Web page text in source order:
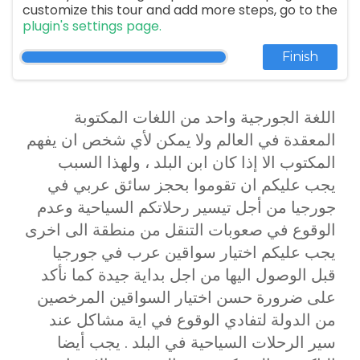
لماذا سائق عربي في جورجيا
؟
اللغة الجورجية واحد من اللغات المكتوبة
المعقدة في العالم ولا يمكن لأي شخص ان يفهم
المكتوب الا إذا كان ابن البلد ، ولهذا السبب
يجب عليكم ان تقوموا بحجز سائق عربي في
جورجيا من أجل تيسير رحلاتكم السياحية وعدم
الوقوع في صعوبات التنقل من منطقة الى اخرى
يجب عليكم اختيار سواقين عرب في جورجيا
قبل الوصول اليها من اجل بداية جيدة كما نأكد
على ضرورة حسن اختيار السواقين المرخصين
من الدولة لتفادي الوقوع في اية مشاكل عند
سير الرحلات السياحية في البلد . يجب أيضا
customize this tour and add more steps, go to the
plugin's settings page.
Finish